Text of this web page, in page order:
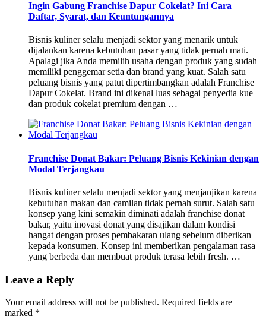
Ingin Gabung Franchise Dapur Cokelat? Ini Cara
Daftar, Syarat, dan Keuntungannya
Bisnis kuliner selalu menjadi sektor yang menarik untuk
dijalankan karena kebutuhan pasar yang tidak pernah mati.
Apalagi jika Anda memilih usaha dengan produk yang sudah
memiliki penggemar setia dan brand yang kuat. Salah satu
peluang bisnis yang patut dipertimbangkan adalah Franchise
Dapur Cokelat. Brand ini dikenal luas sebagai penyedia kue
dan produk cokelat premium dengan …
Franchise Donat Bakar: Peluang Bisnis Kekinian dengan
Modal Terjangkau
Bisnis kuliner selalu menjadi sektor yang menjanjikan karena
kebutuhan makan dan camilan tidak pernah surut. Salah satu
konsep yang kini semakin diminati adalah franchise donat
bakar, yaitu inovasi donat yang disajikan dalam kondisi
hangat dengan proses pembakaran ulang sebelum diberikan
kepada konsumen. Konsep ini memberikan pengalaman rasa
yang berbeda dan membuat produk terasa lebih fresh. …
Leave a Reply
Your email address will not be published. Required fields are
marked *